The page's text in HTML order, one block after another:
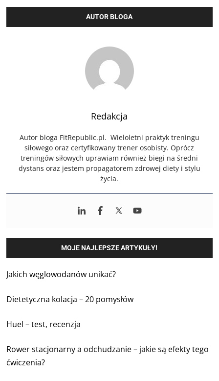
AUTOR BLOGA
Redakcja
Autor bloga FitRepublic.pl. Wieloletni praktyk treningu
siłowego oraz certyfikowany trener osobisty. Oprócz
treningów siłowych uprawiam również biegi na średni
dystans oraz jestem propagatorem zdrowej diety i stylu
życia.
MOJE NAJLEPSZE ARTYKUŁY!
Jakich węglowodanów unikać?
Dietetyczna kolacja – 20 pomysłów
Huel – test, recenzja
Rower stacjonarny a odchudzanie – jakie są efekty tego
ćwiczenia?